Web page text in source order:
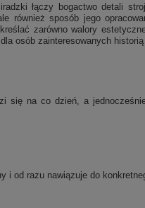
łączy bogactwo detali
również sposób jego
zarówno walory
osób zainteresowanych historią
się na co dzień, a
i od razu nawiązuje do